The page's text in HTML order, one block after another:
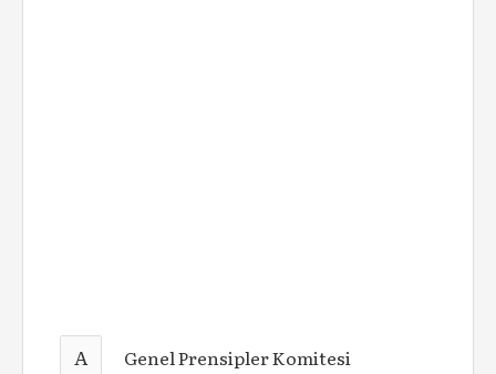
A Genel Prensipler Komitesi